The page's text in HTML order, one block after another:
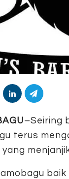
–Seiring
terus